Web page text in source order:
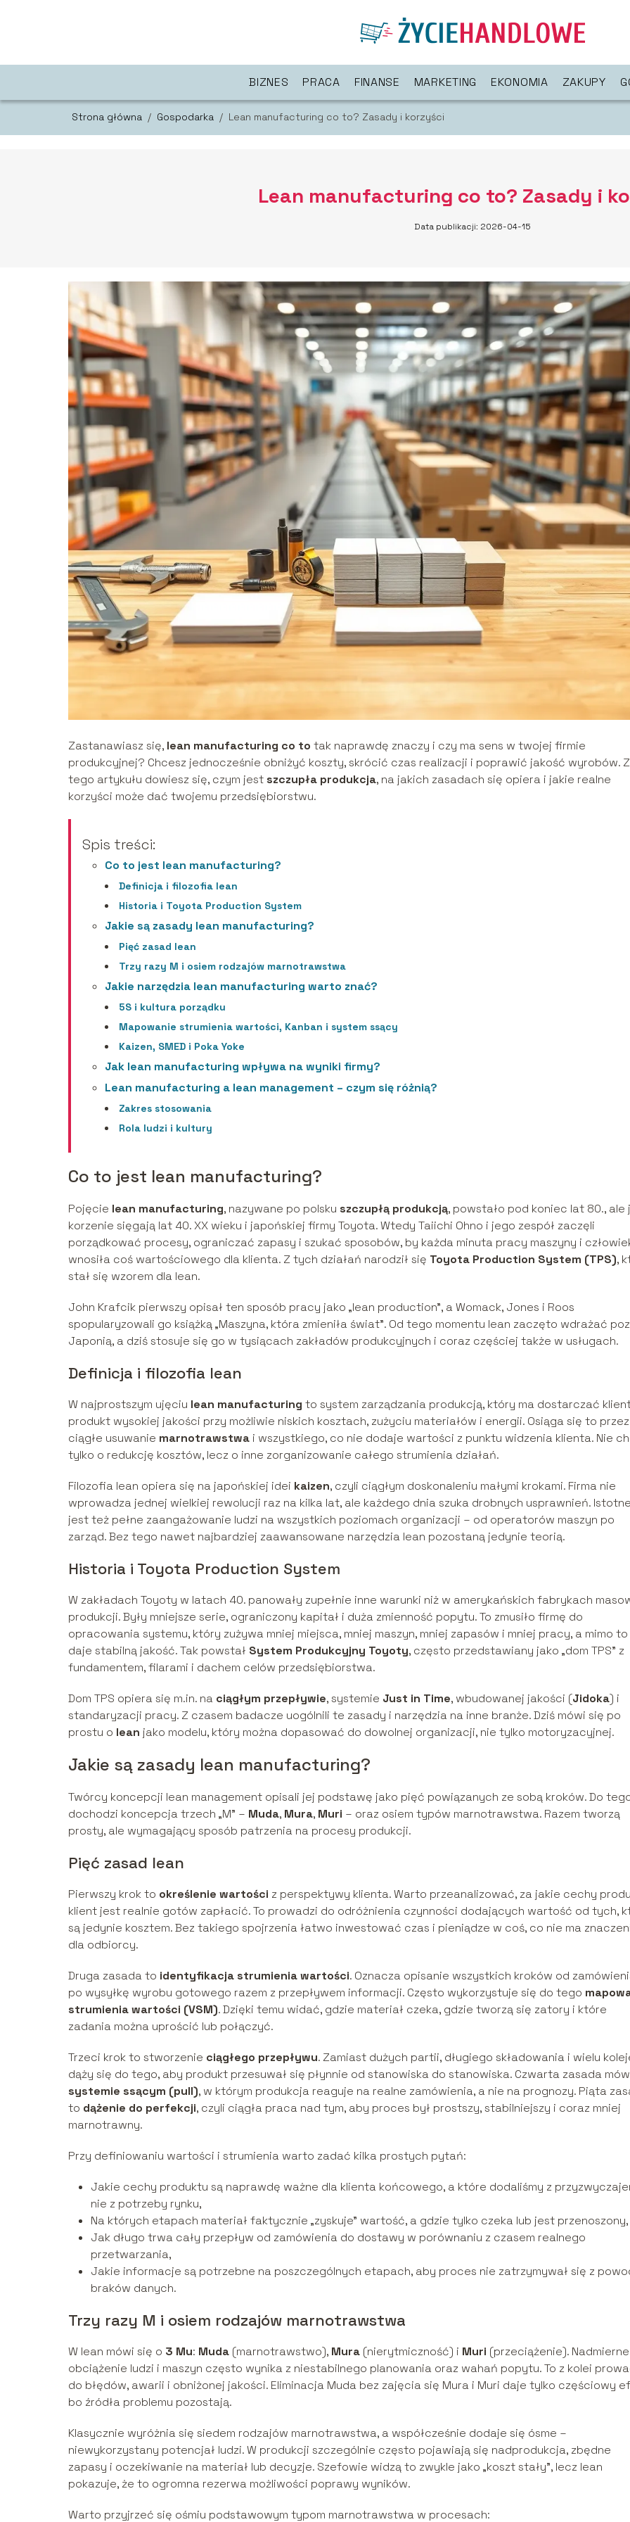
BIZNES PRACA FINANSE MARKETING EKONOMIA ZAKUPY
Strona główna / Gospodarka / Lean manufacturing co to? Zasady i korzyści
Lean manufacturing co to? Zasady i
Data publikacji: 2026-04-15
Zastanawiasz się, lean manufacturing co to tak naprawdę znaczy i czy ma sens w twojej firmie
produkcyjnej? Chcesz jednocześnie obniżyć koszty, skrócić czas realizacji i poprawić jakość wyrobów. Z
tego artykułu dowiesz się, czym jest szczupła produkcja, na jakich zasadach się opiera i jakie realne
korzyści może dać twojemu przedsiębiorstwu.
Spis treści:
Co to jest lean manufacturing?
Definicja i filozofia lean
Historia i Toyota Production System
Jakie są zasady lean manufacturing?
Pięć zasad lean
Trzy razy M i osiem rodzajów marnotrawstwa
Jakie narzędzia lean manufacturing warto znać?
5S i kultura porządku
Mapowanie strumienia wartości, Kanban i system ssący
Kaizen, SMED i Poka Yoke
Jak lean manufacturing wpływa na wyniki firmy?
Lean manufacturing a lean management – czym się różnią?
Zakres stosowania
Rola ludzi i kultury
Co to jest lean manufacturing?
Pojęcie lean manufacturing, nazywane po polsku szczupłą produkcją, powstało pod koniec lat 80., ale
korzenie sięgają lat 40. XX wieku i japońskiej firmy Toyota. Wtedy Taiichi Ohno i jego zespół zaczęli
porządkować procesy, ograniczać zapasy i szukać sposobów, by każda minuta pracy maszyny i
wnosiła coś wartościowego dla klienta. Z tych działań narodził się Toyota Production System (TPS),
stał się wzorem dla lean.
John Krafcik pierwszy opisał ten sposób pracy jako „lean production”, a Womack, Jones i Roos
spopularyzowali go książką „Maszyna, która zmieniła świat”. Od tego momentu lean zaczęto wdrażać
Japonią, a dziś stosuje się go w tysiącach zakładów produkcyjnych i coraz częściej także w usługach.
Definicja i filozofia lean
W najprostszym ujęciu lean manufacturing to system zarządzania produkcją, który ma dostarczać
produkt wysokiej jakości przy możliwie niskich kosztach, zużyciu materiałów i energii. Osiąga się to przez
ciągłe usuwanie marnotrawstwa i wszystkiego, co nie dodaje wartości z punktu widzenia klienta. Nie
tylko o redukcję kosztów, lecz o inne zorganizowanie całego strumienia działań.
Filozofia lean opiera się na japońskiej idei kaizen, czyli ciągłym doskonaleniu małymi krokami. Firma nie
wprowadza jednej wielkiej rewolucji raz na kilka lat, ale każdego dnia szuka drobnych usprawnień. Istotne
jest też pełne zaangażowanie ludzi na wszystkich poziomach organizacji – od operatorów maszyn po
zarząd. Bez tego nawet najbardziej zaawansowane narzędzia lean pozostaną jedynie teorią.
Historia i Toyota Production System
W zakładach Toyoty w latach 40. panowały zupełnie inne warunki niż w amerykańskich fabrykach
produkcji. Były mniejsze serie, ograniczony kapitał i duża zmienność popytu. To zmusiło firmę do
opracowania systemu, który zużywa mniej miejsca, mniej maszyn, mniej zapasów i mniej pracy, a mimo to
daje stabilną jakość. Tak powstał System Produkcyjny Toyoty, często przedstawiany jako „dom TPS” z
fundamentem, filarami i dachem celów przedsiębiorstwa.
Dom TPS opiera się m.in. na ciągłym przepływie, systemie Just in Time, wbudowanej jakości (Jidoka) i
standaryzacji pracy. Z czasem badacze uogólnili te zasady i narzędzia na inne branże. Dziś mówi się po
prostu o lean jako modelu, który można dopasować do dowolnej organizacji, nie tylko motoryzacyjnej.
Jakie są zasady lean manufacturing?
Twórcy koncepcji lean management opisali jej podstawę jako pięć powiązanych ze sobą kroków. Do
dochodzi koncepcja trzech „M” – Muda, Mura, Muri – oraz osiem typów marnotrawstwa. Razem tworzą
prosty, ale wymagający sposób patrzenia na procesy produkcji.
Pięć zasad lean
Pierwszy krok to określenie wartości z perspektywy klienta. Warto przeanalizować, za jakie cechy
klient jest realnie gotów zapłacić. To prowadzi do odróżnienia czynności dodających wartość od tych,
są jedynie kosztem. Bez takiego spojrzenia łatwo inwestować czas i pieniądze w coś, co nie ma
dla odbiorcy.
Druga zasada to identyfikacja strumienia wartości. Oznacza opisanie wszystkich kroków od
po wysyłkę wyrobu gotowego razem z przepływem informacji. Często wykorzystuje się do tego
strumienia wartości (VSM). Dzięki temu widać, gdzie materiał czeka, gdzie tworzą się zatory i które
zadania można uprościć lub połączyć.
Trzeci krok to stworzenie ciągłego przepływu. Zamiast dużych partii, długiego składowania i wielu
dąży się do tego, aby produkt przesuwał się płynnie od stanowiska do stanowiska. Czwarta zasada
systemie ssącym (pull), w którym produkcja reaguje na realne zamówienia, a nie na prognozy. Piąta
to dążenie do perfekcji, czyli ciągła praca nad tym, aby proces był prostszy, stabilniejszy i coraz mniej
marnotrawny.
Przy definiowaniu wartości i strumienia warto zadać kilka prostych pytań:
Jakie cechy produktu są naprawdę ważne dla klienta końcowego, a które dodaliśmy z
nie z potrzeby rynku,
Na których etapach materiał faktycznie „zyskuje” wartość, a gdzie tylko czeka lub jest przenoszony,
Jak długo trwa cały przepływ od zamówienia do dostawy w porównaniu z czasem realnego
przetwarzania,
Jakie informacje są potrzebne na poszczególnych etapach, aby proces nie zatrzymywał się z
braków danych.
Trzy razy M i osiem rodzajów marnotrawstwa
W lean mówi się o 3 Mu: Muda (marnotrawstwo), Mura (nierytmiczność) i Muri (przeciążenie). Nadmierne
obciążenie ludzi i maszyn często wynika z niestabilnego planowania oraz wahań popytu. To z kolei
do błędów, awarii i obniżonej jakości. Eliminacja Muda bez zajęcia się Mura i Muri daje tylko częściowy
bo źródła problemu pozostają.
Klasycznie wyróżnia się siedem rodzajów marnotrawstwa, a współcześnie dodaje się ósme –
niewykorzystany potencjał ludzi. W produkcji szczególnie często pojawiają się nadprodukcja, zbędne
zapasy i oczekiwanie na materiał lub decyzje. Szefowie widzą to zwykle jako „koszt stały”, lecz lean
pokazuje, że to ogromna rezerwa możliwości poprawy wyników.
Warto przyjrzeć się ośmiu podstawowym typom marnotrawstwa w procesach: